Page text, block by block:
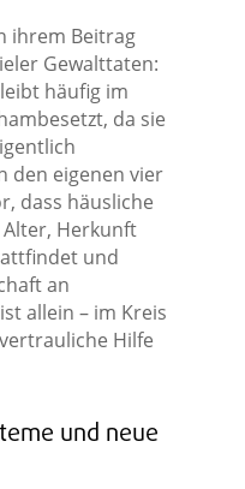
ihrem Beitrag
Gewalttaten:
häufig im
da sie
den eigenen vier
dass häusliche
Herkunft
und
an
allein – im Kreis
Hilfe
und neue